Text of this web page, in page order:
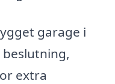
garage i
extra